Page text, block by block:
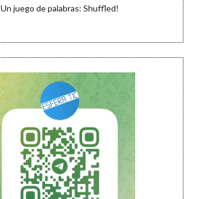
Un juego de palabras: Shuffled!